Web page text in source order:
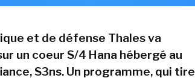
et de défense Thales va
un coeur S/4 Hana hébergé au
S3ns. Un programme, qui tire